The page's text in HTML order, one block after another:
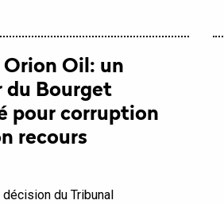
Oil: un
du Bourget
pour corruption
recours
du Tribunal